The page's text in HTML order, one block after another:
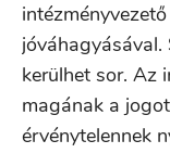
jóváhagyásával.
kerülhet sor. Az
magának a
érvénytelennek